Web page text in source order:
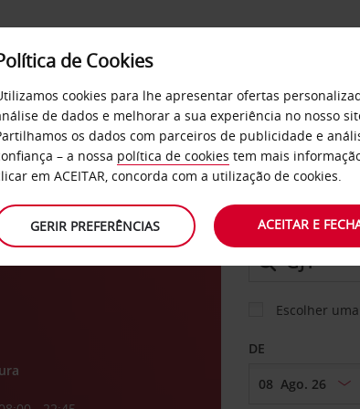
SERVIÇOS EMPRESAS
de
CARRO
LEVANTAR EM
Escolher
DE
de Cookies
cookies para lhe apresentar ofertas
de dados e melhorar a sua experiência no nosso
os dados com parceiros de publicidade e
– a nossa política de cookies tem mais
em ACEITAR, concorda com a utilização de cookies.
GERIR PREFERÊNCIAS ACEITAR E